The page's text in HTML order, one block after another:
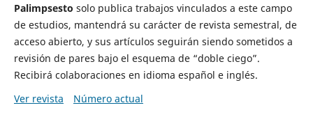
Palimpsesto solo publica trabajos vinculados a este campo
de estudios, mantendrá su carácter de revista semestral, de
acceso abierto, y sus artículos seguirán siendo sometidos a
revisión de pares bajo el esquema de “doble ciego”.
Recibirá colaboraciones en idioma español e inglés.
Ver revista
Número actual